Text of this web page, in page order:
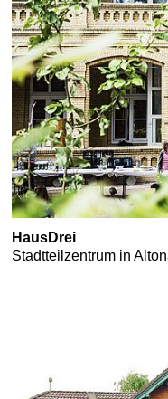
HausDrei
Stadtteilzentrum in